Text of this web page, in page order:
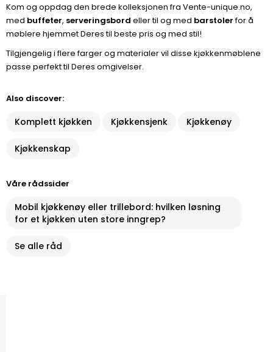
Kom og oppdag den brede kolleksjonen fra Vente-unique.no,
med buffeter, serveringsbord eller til og med barstolerfor å
møblere hjemmet Deres til beste pris og med stil!
Tilgjengelig i flere farger og materialer vil disse kjøkkenmøblene
passe perfekt til Deres omgivelser.
Also discover:
Komplett kjøkken Kjøkkensjenk Kjøkkenøy
Kjøkkenskap
Våre rådssider
Mobil kjøkkenøy eller trillebord: hvilken løsning
for et kjøkken uten store inngrep?
Se alle råd